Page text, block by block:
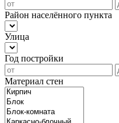
Район населённого пункта
Улица
Год постройки
Материал стен